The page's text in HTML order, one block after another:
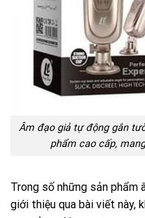
Âm đạo giả tự động gắn
phẩm cao cấp,
Trong số những sản
giới thiệu qua bài viết này,